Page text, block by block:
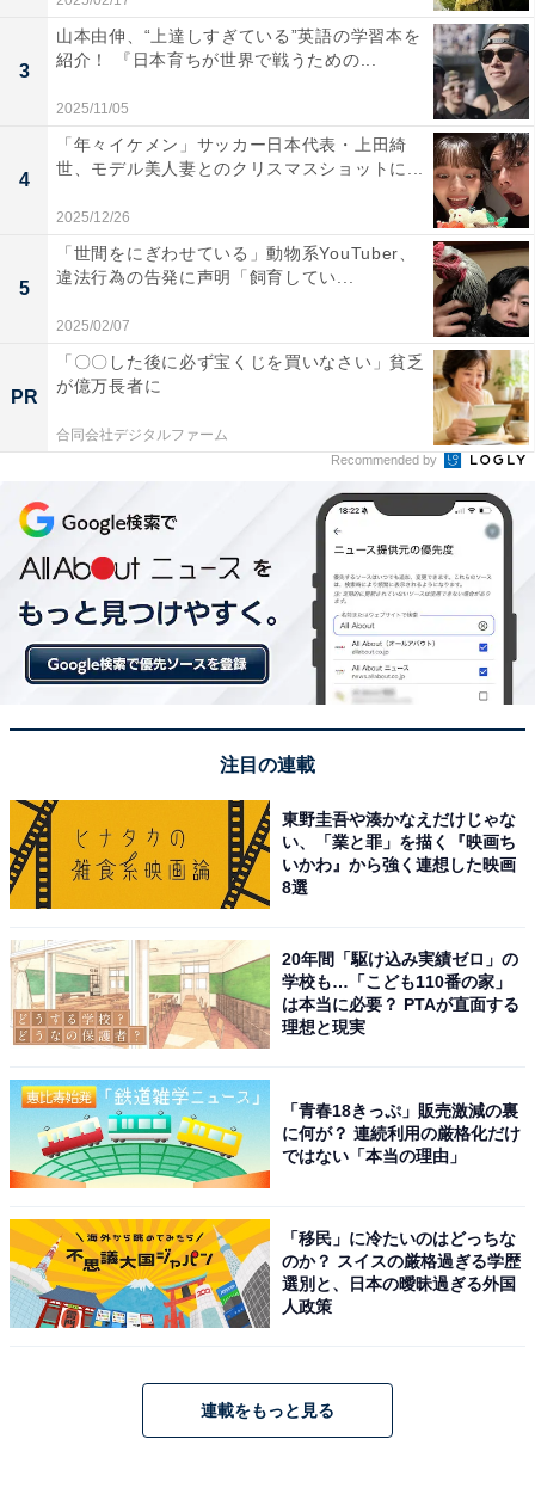
3
山本由伸、“上達しすぎている”英語の学習本を
紹介！ 『日本育ちが世界で戦うための...
2025/11/05
4
「年々イケメン」サッカー日本代表・上田綺
世、モデル美人妻とのクリスマスショットに...
2025/12/26
5
「世間をにぎわせている」動物系YouTuber、
違法行為の告発に声明「飼育してい...
2025/02/07
PR
「〇〇した後に必ず宝くじを買いなさい」貧乏
が億万長者に
合同会社デジタルファーム
Recommended by
注目の連載
東野圭吾や湊かなえだけじゃな
い、「業と罪」を描く『映画ち
いかわ』から強く連想した映画
8選
20年間「駆け込み実績ゼロ」の
学校も…「こども110番の家」
は本当に必要？ PTAが直面する
理想と現実
「青春18きっぷ」販売激減の裏
に何が？ 連続利用の厳格化だけ
ではない「本当の理由」
「移民」に冷たいのはどっちな
のか？ スイスの厳格過ぎる学歴
選別と、日本の曖昧過ぎる外国
人政策
連載をもっと見る